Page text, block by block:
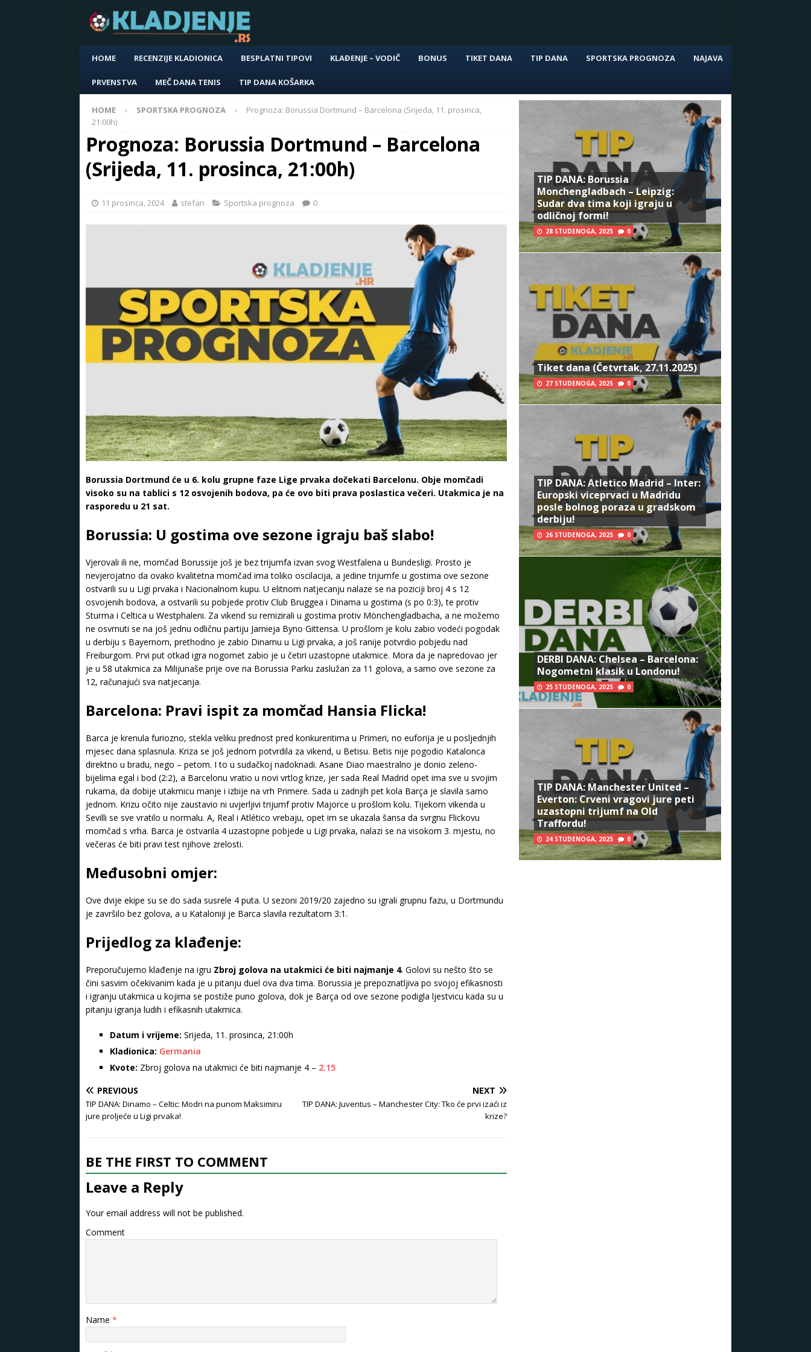
HOME RECENZIJE KLADIONICA BESPLATNI TIPOVI KLAĐENJE – VODIČ BONUS TIKET DANA TIP DANA SPORTSKA PROGNOZA NAJAVA
PRVENSTVA MEČ DANA TENIS TIP DANA KOŠARKA
HOME SPORTSKA PROGNOZA
Prognoza: Borussia Dortmund – Barcelona (Srijeda, 11. prosinca,
21:00h)
Prognoza: Borussia Dortmund – Barcelona
(Srijeda, 11. prosinca, 21:00h)
11 prosinca, 2024 stefan Sportska prognoza 0
Borussia Dortmund će u 6. kolu grupne faze Lige prvaka dočekati Barcelonu. Obje momčadi
visoko su na tablici s 12 osvojenih bodova, pa će ovo biti prava poslastica večeri. Utakmica je na
rasporedu u 21 sat.
Borussia: U gostima ove sezone igraju baš slabo!
Vjerovali ili ne, momčad Borussije još je bez trijumfa izvan svog Westfalena u Bundesligi. Prosto je
nevjerojatno da ovako kvalitetna momčad ima toliko oscilacija, a jedine trijumfe u gostima ove sezone
ostvarili su u Ligi prvaka i Nacionalnom kupu. U elitnom natjecanju nalaze se na poziciji broj 4 s 12
osvojenih bodova, a ostvarili su pobjede protiv Club Bruggea i Dinama u gostima (s po 0:3), te protiv
Sturma i Celtica u Westphaleni. Za vikend su remizirali u gostima protiv Mönchengladbacha, a ne možemo
ne osvrnuti se na još jednu odličnu partiju Jamieja Byno Gittensa. U prošlom je kolu zabio vodeći pogodak
u derbiju s Bayernom, prethodno je zabio Dinamu u Ligi prvaka, a još ranije potvrdio pobjedu nad
Freiburgom. Prvi put otkad igra nogomet zabio je u četiri uzastopne utakmice. Mora da je napredovao jer
je u 58 utakmica za Milijunaše prije ove na Borussia Parku zaslužan za 11 golova, a samo ove sezone za
12, računajući sva natjecanja.
Barcelona: Pravi ispit za momčad Hansia Flicka!
Barca je krenula furiozno, stekla veliku prednost pred konkurentima u Primeri, no euforija je u posljednjih
mjesec dana splasnula. Kriza se još jednom potvrdila za vikend, u Betisu. Betis nije pogodio Katalonca
direktno u bradu, nego – petom. I to u sudačkoj nadoknadi. Asane Diao maestralno je donio zeleno-
bijelima egal i bod (2:2), a Barcelonu vratio u novi vrtlog krize, jer sada Real Madrid opet ima sve u svojim
rukama, da dobije utakmicu manje i izbije na vrh Primere. Sada u zadnjih pet kola Barça je slavila samo
jednom. Krizu očito nije zaustavio ni uvjerljivi trijumf protiv Majorce u prošlom kolu. Tijekom vikenda u
Sevilli se sve vratilo u normalu. A, Real i Atlético vrebaju, opet im se ukazala šansa da svrgnu Flickovu
momčad s vrha. Barca je ostvarila 4 uzastopne pobjede u Ligi prvaka, nalazi se na visokom 3. mjestu, no
večeras će biti pravi test njihove zrelosti.
Međusobni omjer:
Ove dvije ekipe su se do sada susrele 4 puta. U sezoni 2019/20 zajedno su igrali grupnu fazu, u Dortmundu
je završilo bez golova, a u Kataloniji je Barca slavila rezultatom 3:1.
Prijedlog za klađenje:
Preporučujemo klađenje na igru Zbroj golova na utakmici će biti najmanje 4. Golovi su nešto što se
čini sasvim očekivanim kada je u pitanju duel ova dva tima. Borussia je prepoznatljiva po svojoj efikasnosti
i igranju utakmica u kojima se postiže puno golova, dok je Barça od ove sezone podigla ljestvicu kada su u
pitanju igranja ludih i efikasnih utakmica.
Datum i vrijeme: Srijeda, 11. prosinca, 21:00h
Kladionica: Germania
Kvote: Zbroj golova na utakmici će biti najmanje 4 – 2.15
PREVIOUS
TIP DANA: Dinamo – Celtic: Modri na punom Maksimiru
jure proljeće u Ligi prvaka!
NEXT
TIP DANA: Juventus – Manchester City: Tko će prvi izaći iz
krize?
BE THE FIRST TO COMMENT
Leave a Reply
Your email address will not be published.
Comment
Name *
TIP DANA: Borussia
Monchengladbach – Leipzig:
Sudar dva tima koji igraju u
odličnoj formi!
28 STUDENOGA, 2025 0
Tiket dana (Četvrtak, 27.11.2025)
27 STUDENOGA, 2025 0
TIP DANA: Atletico Madrid – Inter:
Europski viceprvaci u Madridu
posle bolnog poraza u gradskom
derbiju!
26 STUDENOGA, 2025 0
DERBI DANA: Chelsea – Barcelona:
Nogometni klasik u Londonu!
25 STUDENOGA, 2025 0
TIP DANA: Manchester United –
Everton: Crveni vragovi jure peti
uzastopni trijumf na Old
Traffordu!
24 STUDENOGA, 2025 0